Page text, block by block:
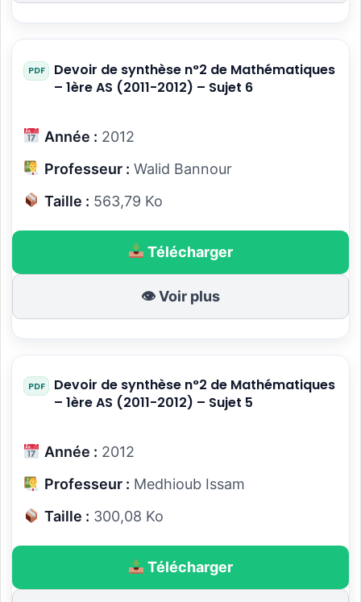
Devoir de synthèse n°2 de Mathématiques
– 1ère AS (2011-2012) – Sujet 6
Année : 2012
Professeur : Walid Bannour
Taille : 563,79 Ko
Télécharger
👁 Voir plus
Devoir de synthèse n°2 de Mathématiques
– 1ère AS (2011-2012) – Sujet 5
Année : 2012
Professeur : Medhioub Issam
Taille : 300,08 Ko
Télécharger